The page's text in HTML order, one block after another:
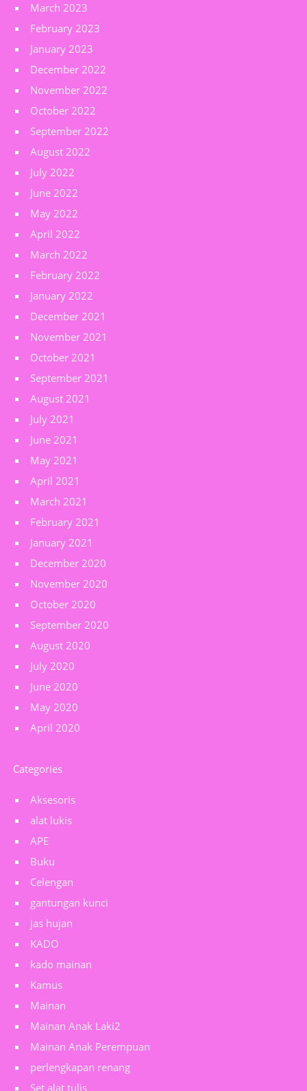
March 2023
February 2023
January 2023
December 2022
November 2022
October 2022
September 2022
August 2022
July 2022
June 2022
May 2022
April 2022
March 2022
February 2022
January 2022
December 2021
November 2021
October 2021
September 2021
August 2021
July 2021
June 2021
May 2021
April 2021
March 2021
February 2021
January 2021
December 2020
November 2020
October 2020
September 2020
August 2020
July 2020
June 2020
May 2020
April 2020
Categories
Aksesoris
alat lukis
APE
Buku
Celengan
gantungan kunci
jas hujan
KADO
kado mainan
Kamus
Mainan
Mainan Anak Laki2
Mainan Anak Perempuan
perlengkapan renang
Set alat tulis